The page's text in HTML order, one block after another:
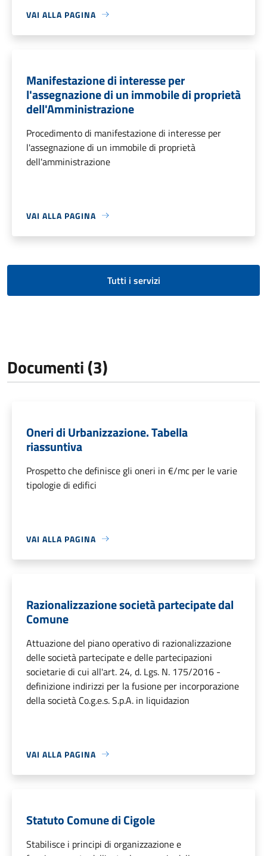
VAI ALLA PAGINA
Manifestazione di interesse per
l'assegnazione di un immobile di proprietà
dell'Amministrazione
Procedimento di manifestazione di interesse per
l'assegnazione di un immobile di proprietà
dell'amministrazione
VAI ALLA PAGINA
Tutti i servizi
Documenti (3)
Oneri di Urbanizzazione. Tabella
riassuntiva
Prospetto che definisce gli oneri in €/mc per le varie
tipologie di edifici
VAI ALLA PAGINA
Razionalizzazione società partecipate dal
Comune
Attuazione del piano operativo di razionalizzazione
delle società partecipate e delle partecipazioni
societarie di cui all'art. 24, d. Lgs. N. 175/2016 -
definizione indirizzi per la fusione per incorporazione
della società Co.g.e.s. S.p.A. in liquidazion
VAI ALLA PAGINA
Statuto Comune di Cigole
Stabilisce i principi di organizzazione e